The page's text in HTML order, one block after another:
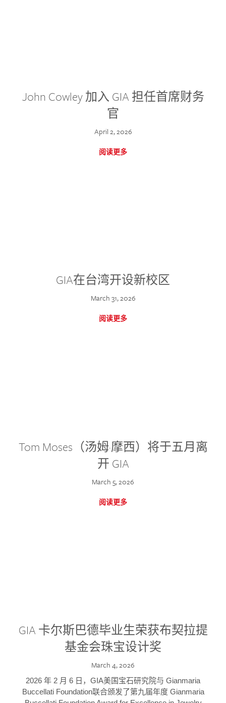
John Cowley 加入 GIA 担任首席财务
官
April 2, 2026
阅读更多
GIA在台湾开设新校区
March 31, 2026
阅读更多
Tom Moses（汤姆·摩西）将于五月离
开 GIA
March 5, 2026
阅读更多
GIA 卡尔斯巴德毕业生荣获布契拉提
基金会珠宝设计奖
March 4, 2026
2026 年 2 月 6 日，GIA美国宝石研究院与 Gianmaria
Buccellati Foundation联合颁发了第九届年度 Gianmaria